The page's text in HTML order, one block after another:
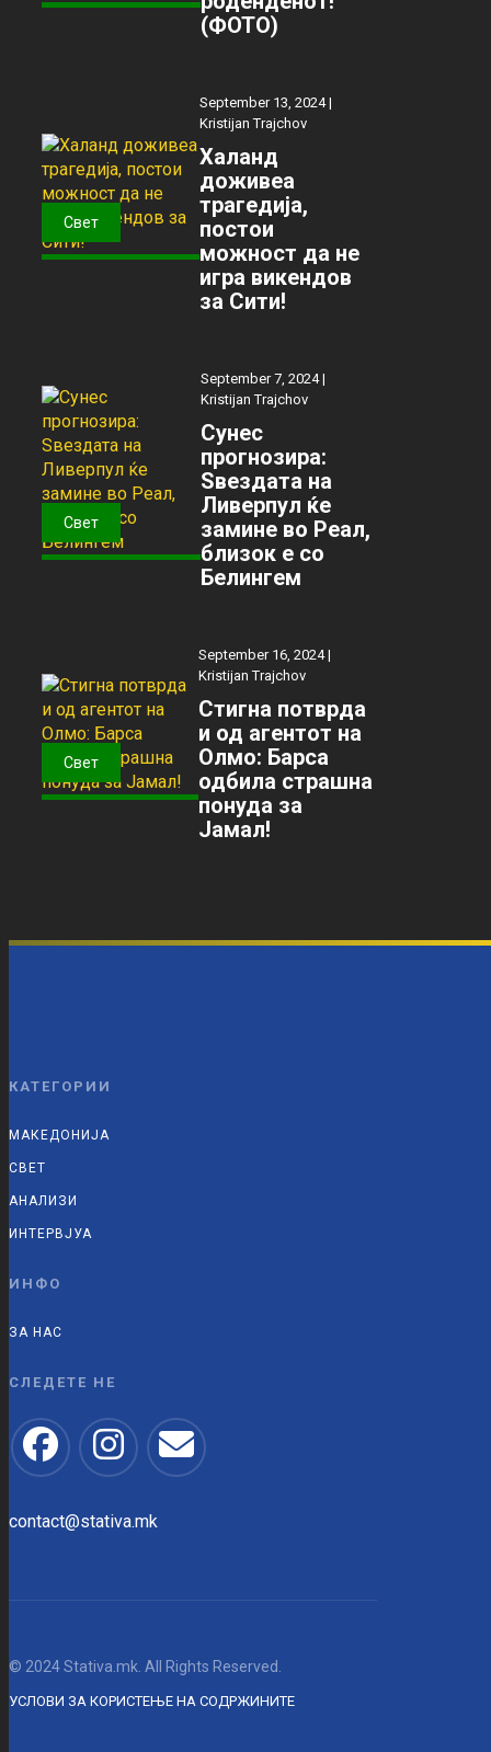
(ФОТО)
Свет
September 13, 2024 |
Kristijan Trajchov
Халанд
доживеа
трагедија,
постои
можност да не
игра викендов
за Сити!
Свет
September 7, 2024 |
Kristijan Trajchov
Сунес
прогнозира:
Ѕвездата на
Ливерпул ќе
замине во Реал,
близок е со
Белингем
Свет
September 16, 2024 |
Kristijan Trajchov
Стигна потврда
и од агентот на
Олмо: Барса
одбила страшна
понуда за
Јамал!
КАТЕГОРИИ
МАКЕДОНИЈА
СВЕТ
АНАЛИЗИ
ИНТЕРВЈУА
ИНФО
ЗА НАС
СЛЕДЕТЕ НЕ
contact@stativa.mk
© 2024 Stativa.mk. All Rights Reserved.
УСЛОВИ ЗА КОРИСТЕЊЕ НА СОДРЖИНИТЕ